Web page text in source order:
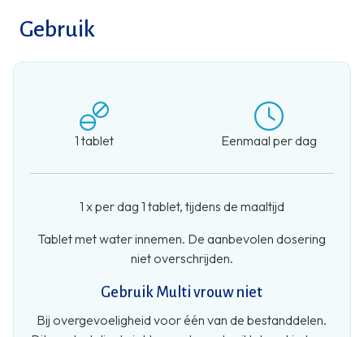
Gebruik
1 tablet Eenmaal per dag
1 x per dag 1 tablet, tijdens de maaltijd
Tablet met water innemen. De aanbevolen dosering
niet overschrijden.
Gebruik Multi vrouw niet
Bij overgevoeligheid voor één van de bestanddelen.